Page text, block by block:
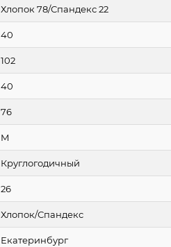
Хлопок 78/Спандекс 22
40
102
40
76
M
Круглогодичный
26
Хлопок/Спандекс
Екатеринбург